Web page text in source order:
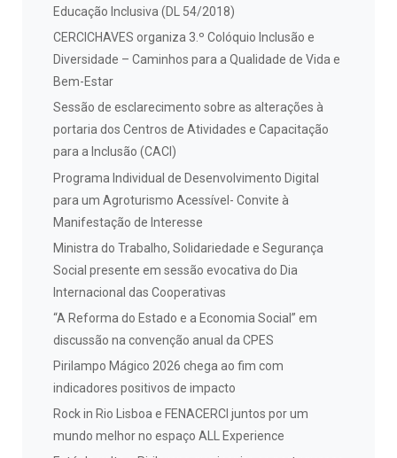
Educação Inclusiva (DL 54/2018)
CERCICHAVES organiza 3.º Colóquio Inclusão e
Diversidade – Caminhos para a Qualidade de Vida e
Bem-Estar
Sessão de esclarecimento sobre as alterações à
portaria dos Centros de Atividades e Capacitação
para a Inclusão (CACI)
Programa Individual de Desenvolvimento Digital
para um Agroturismo Acessível- Convite à
Manifestação de Interesse
Ministra do Trabalho, Solidariedade e Segurança
Social presente em sessão evocativa do Dia
Internacional das Cooperativas
“A Reforma do Estado e a Economia Social” em
discussão na convenção anual da CPES
Pirilampo Mágico 2026 chega ao fim com
indicadores positivos de impacto
Rock in Rio Lisboa e FENACERCI juntos por um
mundo melhor no espaço ALL Experience